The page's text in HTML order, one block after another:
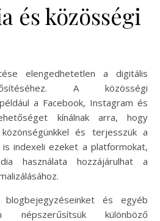
és közösségi
elengedhetetlen a digitális
A közösségi
a Facebook, Instagram és
kínálnak arra, hogy
és terjesszük a
indexeli ezeket a platformokat,
használata hozzájárulhat a
és egyéb
népszerűsítsük különböző